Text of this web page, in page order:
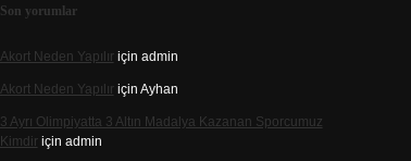
Son yorumlar
Akort Neden Yapılıriçin admin
Akort Neden Yapılıriçin Ayhan
3 Ayrı Olimpiyatta 3 Altın Madalya Kazanan Sporcumuz
Kimdiriçin admin